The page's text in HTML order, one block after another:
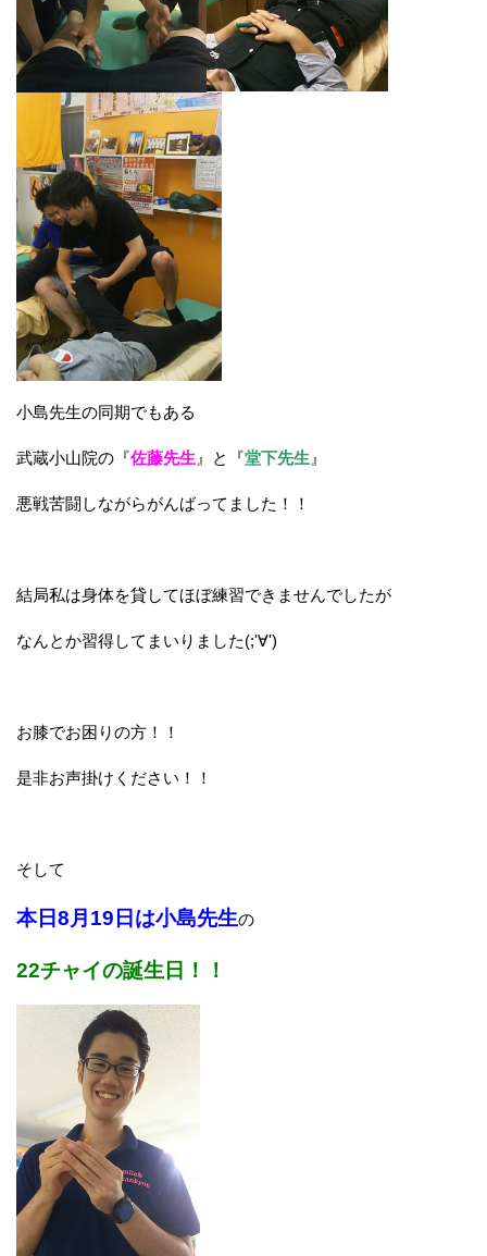
小島先生の同期でもある
武蔵小山院の『佐藤先生 』と『堂下先生 』
悪戦苦闘しながらがんばってました！！
結局私は身体を貸してほぼ練習できませんでしたが
なんとか習得してまいりました(;'∀')
お膝でお困りの方！！
是非お声掛けください！！
そして
本日8月19日は小島先生の
22チャイの誕生日！！